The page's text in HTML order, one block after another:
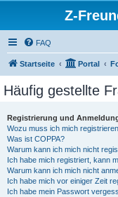
Z-
FAQ
Startseite Portal
Häufig gestellte
Registrierung und
Wozu muss ich mich
Was ist COPPA?
Warum kann ich mich nicht
Ich habe mich registriert, kann
Warum kann ich mich nicht
Ich habe mich vor einiger Zeit
Ich habe mein Passwort